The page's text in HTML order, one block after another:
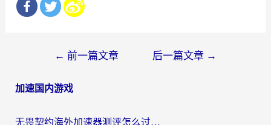
导
← 前一篇文章 后一篇文章 →
加速国内游戏
无畏契约海外加速器测评怎么过？海外玩家亲测实用指南（附小众技巧）